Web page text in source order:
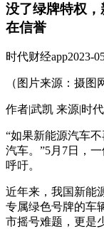
没了绿牌特权
在信誉
时代财经app2023-
（图片来源：摄图
作者|武凯 来源|时
“如果新能源汽车
汽车。”5月7日，
呼吁。
近年来，我国新能
专属绿色号牌的车
市摇号难题，更是